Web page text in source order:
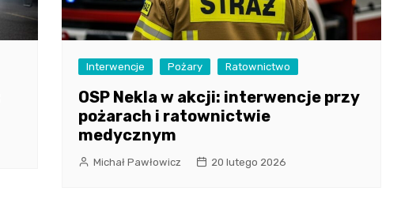
Interwencje Pożary Ratownictwo
OSP Nekla w akcji: interwencje przy
pożarach i ratownictwie
medycznym
Michał Pawłowicz 20 lutego 2026